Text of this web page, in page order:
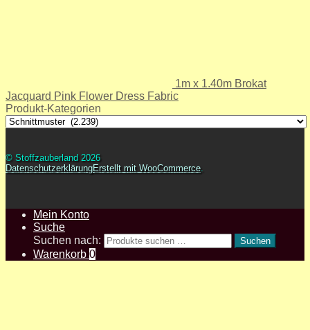
1m x 1.40m Brokat
Jacquard Pink Flower Dress Fabric
Produkt-Kategorien
© Stoffzauberland 2026
DatenschutzerklärungErstellt mit WooCommerce.
Mein Konto
Suche
Suchen nach:
Suchen
Warenkorb 0